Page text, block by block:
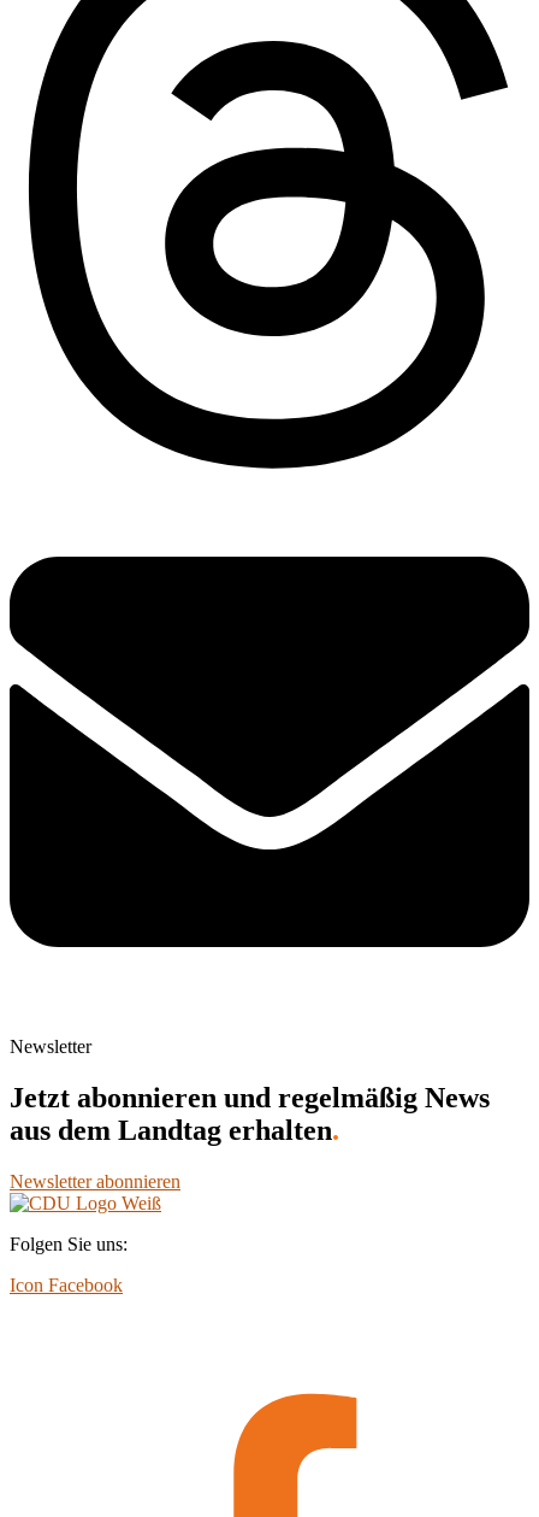
Newsletter
Jetzt abonnieren und regelmäßig News
aus dem Landtag erhalten.
Newsletter abonnieren
Folgen Sie uns:
Icon Facebook